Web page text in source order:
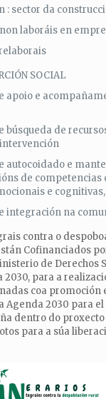
: sector da
laboráis en
SOCIAL
apoio e
búsqueda de
autocoidado e
de competencias
e
integración na
contra o
Cofinanciados
de Derechos
2030, para a
coa promoción
Agenda 2030 para
dentro do
para a súa